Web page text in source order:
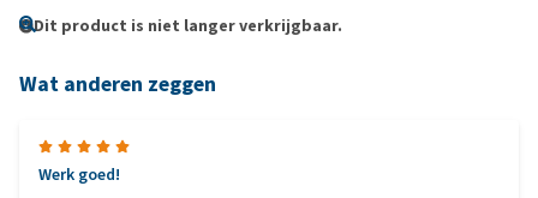
Dit product is niet langer verkrijgbaar.
Wat anderen zeggen
Werk goed!